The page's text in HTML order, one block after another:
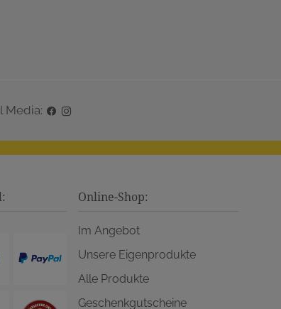
Media:
Online-Shop:
Im Angebot
Unsere Eigenprodukte
Alle Produkte
Geschenkgutscheine